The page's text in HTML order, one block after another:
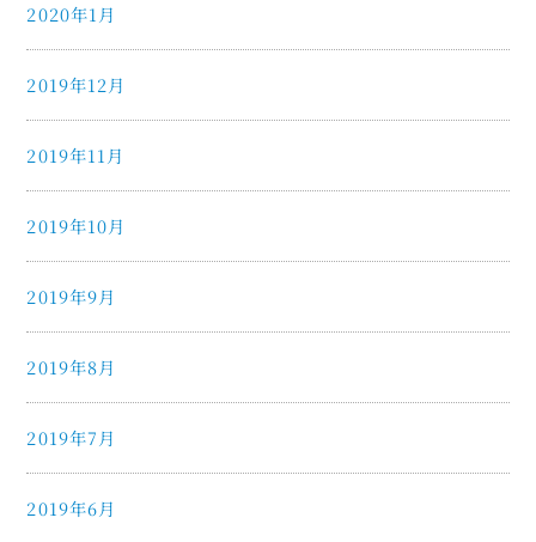
2020年1月
2019年12月
2019年11月
2019年10月
2019年9月
2019年8月
2019年7月
2019年6月